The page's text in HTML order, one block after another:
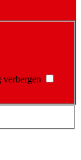
verbergen